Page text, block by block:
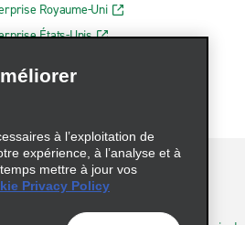
Royaume-Uni
États-Unis
à l’exploitation de
expérience, à l’analyse et à
mettre à jour vos
Privacy Policy